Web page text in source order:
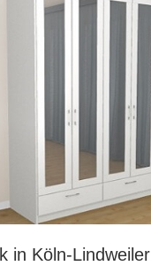
in Köln-Lindweiler